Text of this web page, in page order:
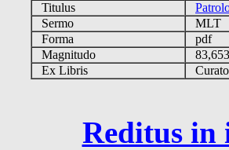
Titulus
Sermo
MLT
Forma
pdf
Magnitudo
Ex Libris
Reditus in